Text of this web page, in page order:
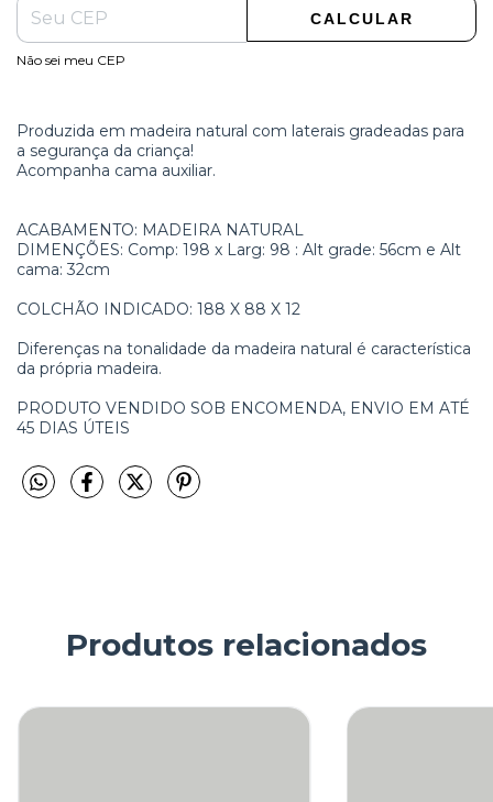
CALCULAR
Não sei meu CEP
Produzida em madeira natural com laterais gradeadas para
a segurança da criança!
Acompanha cama auxiliar.
ACABAMENTO: MADEIRA NATURAL
DIMENÇÕES: Comp: 198 x Larg: 98 : Alt grade: 56cm e Alt
cama: 32cm
COLCHÃO INDICADO: 188 X 88 X 12
Diferenças na tonalidade da madeira natural é característica
da própria madeira.
PRODUTO VENDIDO SOB ENCOMENDA, ENVIO EM ATÉ
45 DIAS ÚTEIS
Produtos relacionados